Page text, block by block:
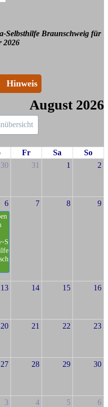
Selbsthilfe Braunschweig für
2026
Hinweis
August 2026
Fr Sa
So
30 31 1 2
6 7 8 9
13 14 15 16
20 21 22 23
27 28 29 30
3 4 5 6